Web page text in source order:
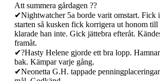
Att summera gårdagen ??
✔Nightwatcher 5a borde varit omstart. Fick
starten så kusken fick korrigera ut honom till
klarade han inte. Gick jättebra efteråt.
framåt.
✔?Hasty Helene gjorde ett bra lopp.
bak. Kämpar varje gång.
✔Neonetta G.H. tappade